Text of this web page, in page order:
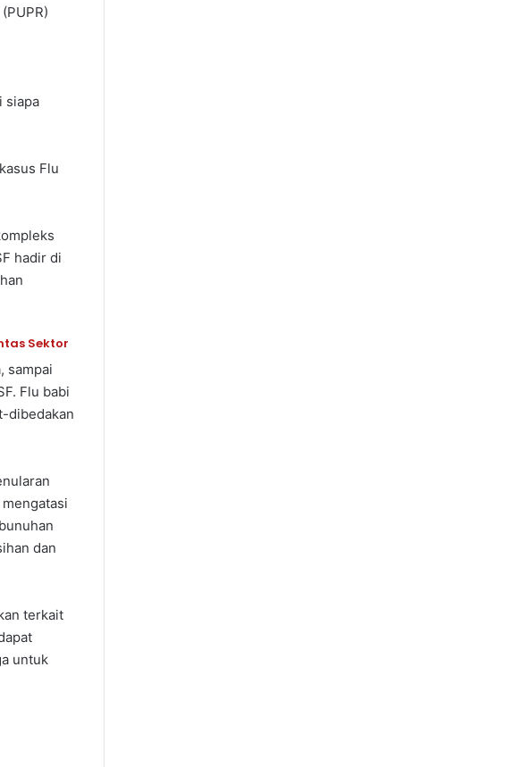
siapa
Flu
hadir di
Sektor
sampai
Flu babi
dibedakan
dan
terkait
untuk